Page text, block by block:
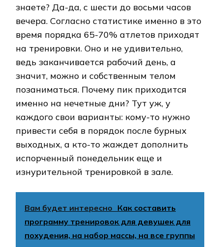
знаете? Да-да, с шести до восьми часов
вечера. Согласно статистике именно в это
время порядка 65-70% атлетов приходят
на тренировки. Оно и не удивительно,
ведь заканчивается рабочий день, а
значит, можно и собственным телом
позаниматься. Почему пик приходится
именно на нечетные дни? Тут уж, у
каждого свои варианты: кому-то нужно
привести себя в порядок после бурных
выходных, а кто-то жаждет дополнить
испорченный понедельник еще и
изнурительной тренировкой в зале.
Вам будет интересно Как составить
программу тренировок для девушек для
похудения, на набор массы, на все группы